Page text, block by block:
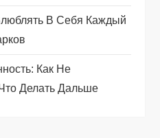
В Себя Каждый
Как Не
Делать Дальше